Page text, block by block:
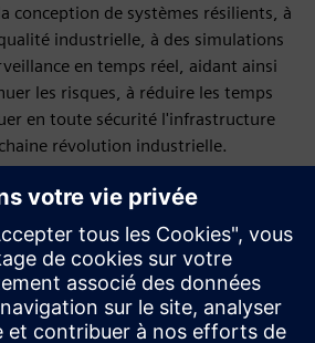
conception de systèmes résilients, à
industrielle, à des simulations
en temps réel, aidant ainsi
les risques, à réduire les temps
en toute sécurité l'infrastructure
révolution industrielle.
doivent s'adapter à de vrais terrains,
et à de vrais horaires. De la puce...
artificielle... à la grille...
Siemens et NVIDIA conçoivent
génération de DSX AI